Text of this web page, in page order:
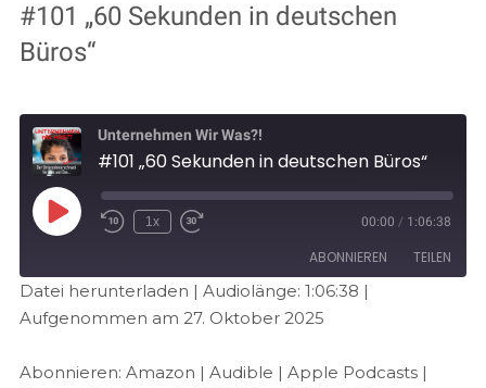
#101 „60 Sekunden in deutschen
Büros“
Unternehmen Wir Was?!
#101 „60 Sekunden in deutschen Büros“
1x 00:00 / 1:06:38
ABONNIEREN TEILEN
Amazon Audible
TEILEN
LINK
Datei herunterladen | Audiolänge: 1:06:38 |
Aufgenommen am 27. Oktober 2025
Abonnieren: Amazon | Audible | Apple Podcasts|